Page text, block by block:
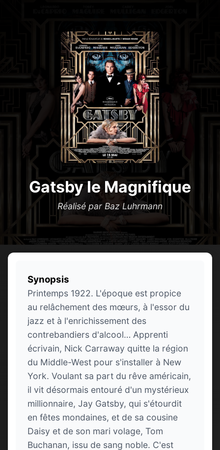
Gatsby le Magnifique
Réalisé par Baz Luhrmann
Synopsis
Printemps 1922. L'époque est propice
au relâchement des mœurs, à l'essor du
jazz et à l'enrichissement des
contrebandiers d'alcool… Apprenti
écrivain, Nick Carraway quitte la région
du Middle-West pour s'installer à New
York. Voulant sa part du rêve américain,
il vit désormais entouré d'un mystérieux
millionnaire, Jay Gatsby, qui s'étourdit
en fêtes mondaines, et de sa cousine
Daisy et de son mari volage, Tom
Buchanan, issu de sang noble. C'est